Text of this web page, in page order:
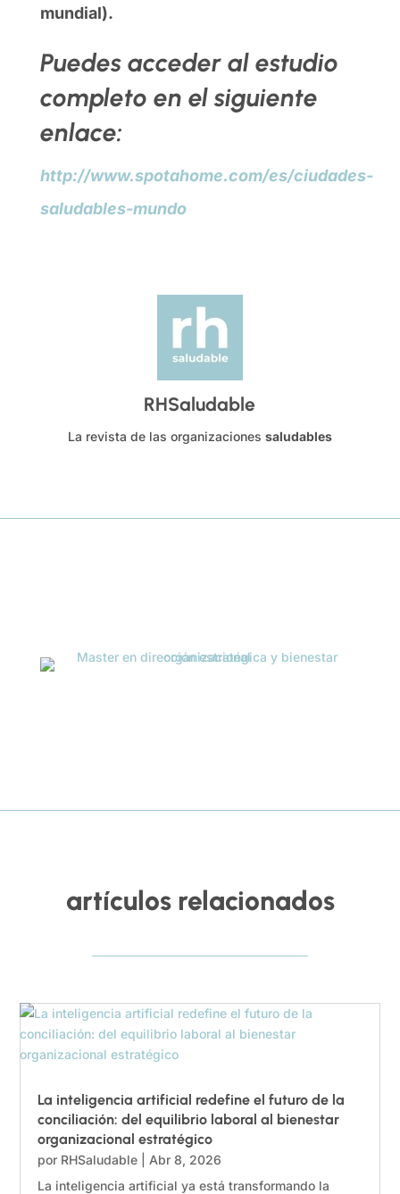
mundial).
Puedes acceder al estudio
completo en el siguiente
enlace:
http://www.spotahome.com/es/ciudades-
saludables-mundo
RHSaludable
La revista de las organizaciones saludables
artículos relacionados
La inteligencia artificial redefine el futuro de la
conciliación: del equilibrio laboral al bienestar
organizacional estratégico
por RHSaludable
Abr 8, 2026
La inteligencia artificial ya está transformando la